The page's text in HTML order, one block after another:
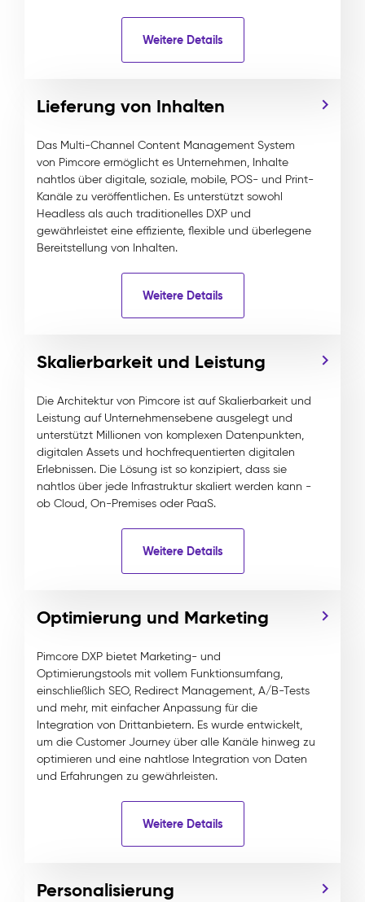
Weitere Details
Lieferung von Inhalten
Das Multi-Channel Content Management System
von Pimcore ermöglicht es Unternehmen, Inhalte
nahtlos über digitale, soziale, mobile, POS- und Print-
Kanäle zu veröffentlichen. Es unterstützt sowohl
Headless als auch traditionelles DXP und
gewährleistet eine effiziente, flexible und überlegene
Bereitstellung von Inhalten.
Weitere Details
Skalierbarkeit und Leistung
Die Architektur von Pimcore ist auf Skalierbarkeit und
Leistung auf Unternehmensebene ausgelegt und
unterstützt Millionen von komplexen Datenpunkten,
digitalen Assets und hochfrequentierten digitalen
Erlebnissen. Die Lösung ist so konzipiert, dass sie
nahtlos über jede Infrastruktur skaliert werden kann -
ob Cloud, On-Premises oder PaaS.
Weitere Details
Optimierung und Marketing
Pimcore DXP bietet Marketing- und
Optimierungstools mit vollem Funktionsumfang,
einschließlich SEO, Redirect Management, A/B-Tests
und mehr, mit einfacher Anpassung für die
Integration von Drittanbietern. Es wurde entwickelt,
um die Customer Journey über alle Kanäle hinweg zu
optimieren und eine nahtlose Integration von Daten
und Erfahrungen zu gewährleisten.
Weitere Details
Personalisierung